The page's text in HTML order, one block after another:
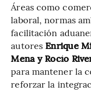
Áreas como
laboral, normas
facilitación
autores Enrique
Mena y Rocío
para mantener la
reforzar la